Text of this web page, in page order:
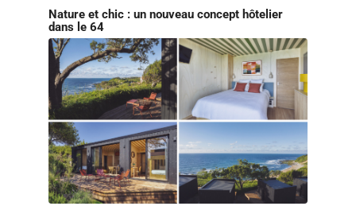
Nature et chic : un nouveau concept hôtelier
dans le 64